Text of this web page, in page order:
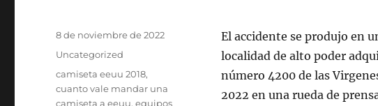
El accidente se produjo en
localidad de alto poder
número 4200 de las
2022 en una rueda de
Publicado
8 de noviembre de 2022
Categorías
Uncategorized
Etiquetas
camiseta eeuu 2018,
cuanto vale mandar una
camiseta a eeuu,equipos